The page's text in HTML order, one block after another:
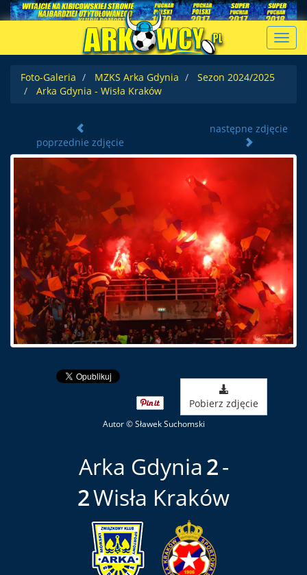
Foto-Galeria
MZKS Arka Gdynia
Sezon 2024/2025
Arka Gdynia - Wisła Kraków
poprzednie zdjęcie
następne zdjęcie
Pobierz zdjęcie
Autor © Sławek Suchomski
Arka Gdynia2
2Wisła Kraków